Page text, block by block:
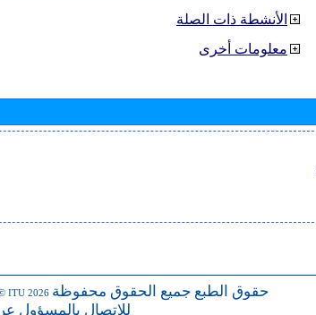
الأنشطة ذات الصلة
معلومات أخرى
ITU 2026 حقوق الطبع جميع الحقوق محفوظة
للاتصال بالمسؤول